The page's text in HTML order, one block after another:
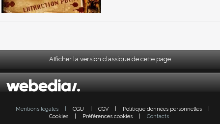
Afficher la version classique de cette page
Mentions légales CGU CGV Politique données personnelles
Cookies
Préférences cookies Contacts